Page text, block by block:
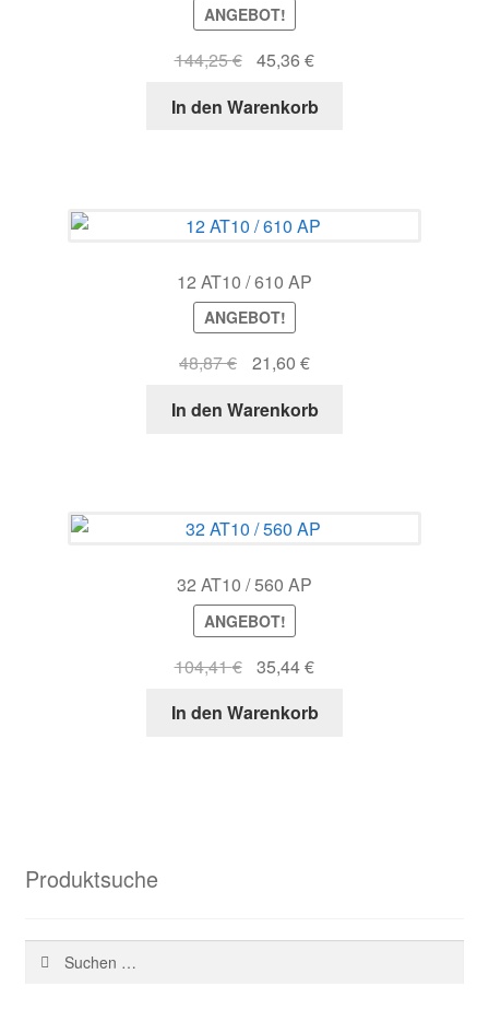
ANGEBOT!
144,25€ Ursprünglicher
war:
45,36€Aktueller
ist:
In den Warenkorb
12 AT10 / 610 AP
ANGEBOT!
48,87€
Ursprünglicher
war:
21,60 €Aktueller
ist:
In den Warenkorb
32 AT10 / 560 AP
ANGEBOT!
104,41€ Ursprünglicher
war:
35,44€Aktueller
ist:
In den Warenkorb
Produktsuche
Suchen